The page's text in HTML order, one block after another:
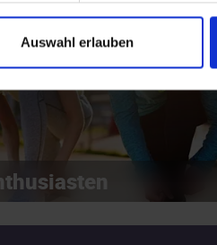
Auswahl erlauben